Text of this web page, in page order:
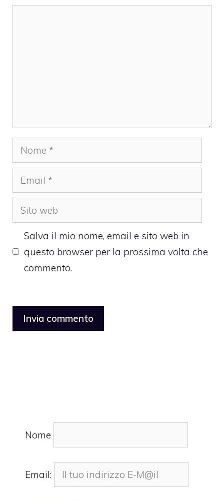
Nome
Email
Sito
web
Salva il mio nome, email e sito web in
questo browser per la prossima volta che
commento.
Nome
Email: